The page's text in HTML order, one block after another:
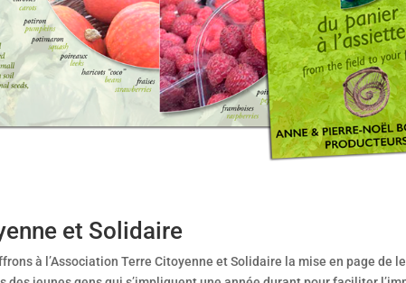
et Solidaire
à l’Association Terre Citoyenne et Solidaire la mise en page de